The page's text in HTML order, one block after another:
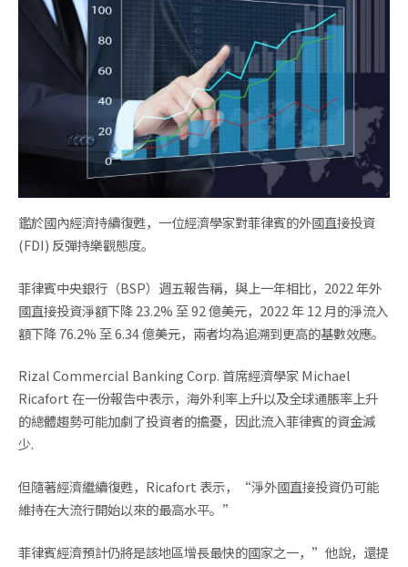
鑑於國內經濟持續復甦，一位經濟學家對菲律賓的外國直接投資
(FDI) 反彈持樂觀態度。
菲律賓中央銀行（BSP）週五報告稱，與上一年相比，2022 年外
國直接投資淨額下降 23.2% 至 92 億美元，2022 年 12 月的淨流入
額下降 76.2% 至 6.34 億美元，兩者均為追溯到更高的基數效應。
Rizal Commercial Banking Corp. 首席經濟學家 Michael
Ricafort 在一份報告中表示，海外利率上升以及全球通脹率上升
的總體趨勢可能加劇了投資者的擔憂，因此流入菲律賓的資金減
少.
但隨著經濟繼續復甦，Ricafort 表示，“淨外國直接投資仍可能
維持在大流行開始以來的最高水平。”
菲律賓經濟預計仍將是該地區增長最快的國家之一，”他說，還提